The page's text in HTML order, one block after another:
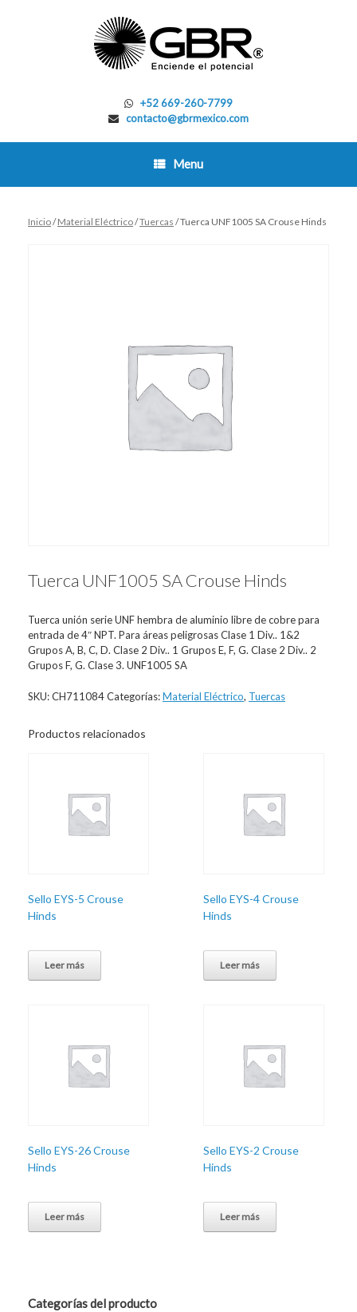
+52 669-260-7799
contacto@gbrmexico.com
Menu
Inicio/Material Eléctrico/Tuercas / Tuerca UNF1005 SA Crouse Hinds
Tuerca UNF1005 SA Crouse Hinds
Tuerca unión serie UNF hembra de aluminio libre de cobre para
entrada de 4″ NPT. Para áreas peligrosas Clase 1 Div.. 1&2
Grupos A, B, C, D. Clase 2 Div.. 1 Grupos E, F, G. Clase 2 Div.. 2
Grupos F, G. Clase 3. UNF1005 SA
SKU:CH711084Categorías:Material Eléctrico, Tuercas
Productos relacionados
Sello EYS-5 Crouse
Hinds
Leer más
Sello EYS-4 Crouse
Hinds
Leer más
Sello EYS-26 Crouse
Hinds
Leer más
Sello EYS-2 Crouse
Hinds
Leer más
Categorías del producto